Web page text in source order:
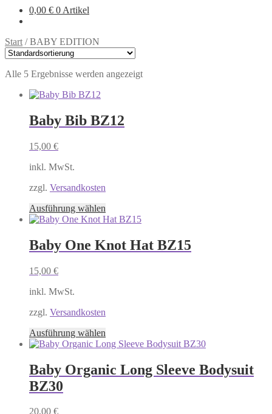
0,00 € 0 Artikel
Start /BABY EDITION
Alle 5 Ergebnisse werden angezeigt
Baby Bib BZ12
15,00 €
inkl. MwSt.
zzgl. Versandkosten
Ausführung wählen
Produkt
mehrere
Varianten
der
gewählt
werden
Baby One Knot Hat BZ15
15,00 €
inkl. MwSt.
zzgl. Versandkosten
Ausführung wählen
Produkt
mehrere
Varianten
Baby Organic Long Sleeve Bodysuit
BZ30
20,00 €